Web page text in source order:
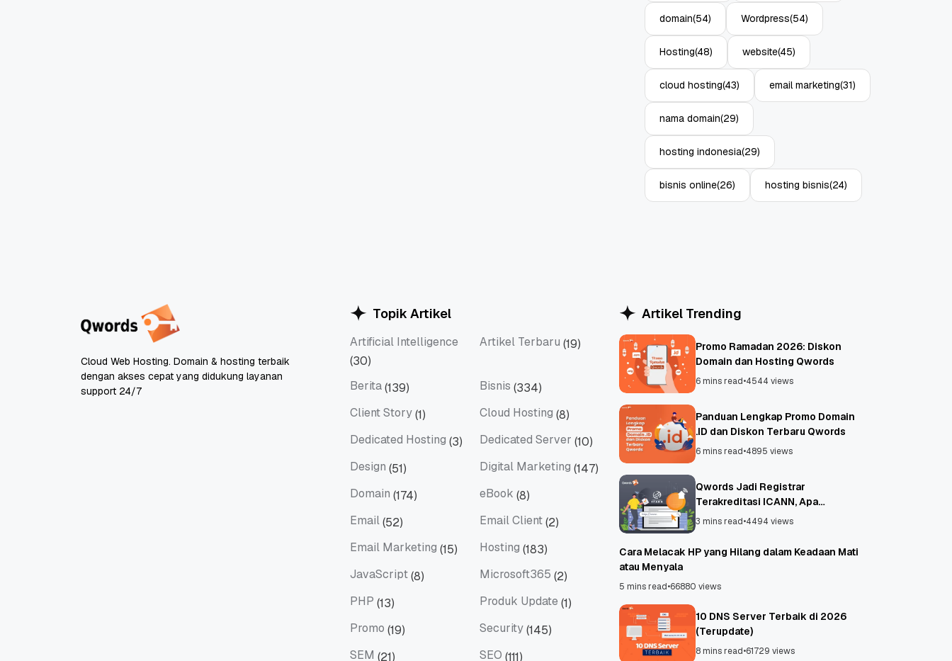
domain(54) Wordpress(54)
Hosting(48) website(45)
cloud hosting(43) email marketing(31)
nama domain(29)
hosting indonesia(29)
bisnis online(26) hosting bisnis(24)
Cloud Web Hosting. Domain & hosting terbaik
dengan akses cepat yang didukung layanan
support 24/7
Topik Artikel
Artificial Intelligence
Artificial Intelligence
(30)
Artikel Terbaru (19)
Berita(139) Bisnis (334)
Client Story(1) Cloud Hosting (8)
Dedicated Hosting (3) Dedicated Server (10)
Design (51) Digital Marketing (147)
Domain (174) eBook (8)
Email(52) Email Client(2)
Email Marketing (15) Hosting (183)
JavaScript(8) Microsoft365 (2)
PHP (13) Produk Update (1)
Promo (19) Security(145)
SEM (21) SEO (111)
Artikel Trending
Promo Ramadan 2026: Diskon
Domain dan Hosting Qwords
6 mins read•4544 views
Panduan Lengkap Promo Domain
.ID dan Diskon Terbaru Qwords
6 mins read•4895 views
Qwords Jadi Registrar
Terakreditasi ICANN, Apa
Untungnya?
3 mins read•4494 views
Cara Melacak HP yang Hilang dalam Keadaan Mati
atau Menyala
5 mins read•66880 views
10 DNS Server Terbaik di 2026
(Terupdate)
8 mins read•61729 views